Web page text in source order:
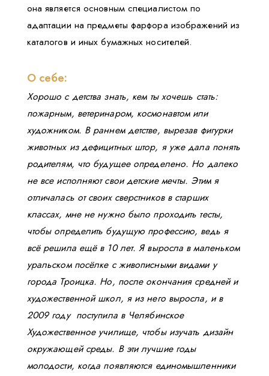
она является основным специалистом по
адаптации на предметы фарфора изображений из
каталогов и иных бумажных носителей.
О себе:
Хорошо с детства знать, кем ты хочешь стать:
пожарным, ветеринаром, космонавтом или
художником. В раннем детстве, вырезав фигурки
животных из дефицитных штор, я уже дала понять
родителям, что будущее определено. Но далеко
не все исполняют свои детские мечты. Этим я
отличалась от своих сверстников в старших
классах, мне не нужно было проходить тесты,
чтобы определить будущую профессию, ведь я
всё решила ещё в 10 лет. Я выросла в маленьком
уральском посёлке с живописными видами у
города Троицка. Но, после окончания средней и
художественной школ, я из него выросла, и в
2009 году поступила в Челябинское
Художественное училище, чтобы изучать дизайн
окружающей среды. В эти лучшие годы
молодости, когда появляются единомышленники